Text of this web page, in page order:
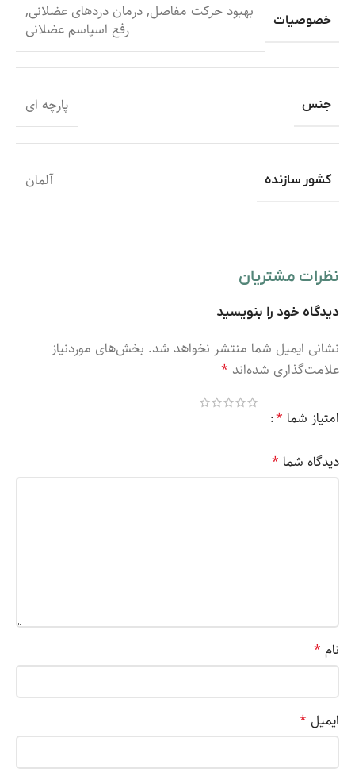
خصوصیات بهبود حرکت مفاصل,درمان دردهای عضلانی,
رفع اسپاسم عضلانی
جنس پارچه ای
کشور سازنده آلمان
نظرات مشتریان
دیدگاه خود را بنویسید
نشانی ایمیل شما منتشر نخواهد شد. بخش‌های موردنیاز
علامت‌گذاری شده‌اند *
امتیاز شما *
دیدگاه شما *
نام *
ایمیل *